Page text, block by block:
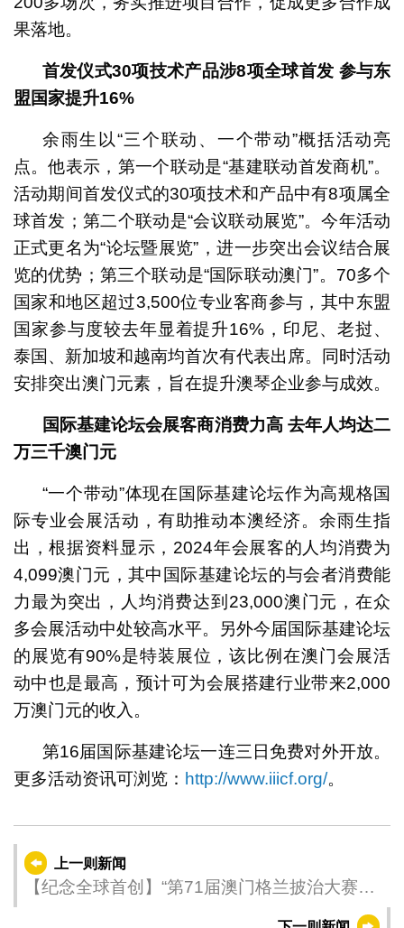
果落地。
首发仪式30项技术产品涉8项全球首发 参与东
盟国家提升16%
余雨生以“三个联动、一个带动”概括活动亮
点。他表示，第一个联动是“基建联动首发商机”。
活动期间首发仪式的30项技术和产品中有8项属全
球首发；第二个联动是“会议联动展览”。今年活动
正式更名为“论坛暨展览”，进一步突出会议结合展
览的优势；第三个联动是“国际联动澳门”。70多个
国家和地区超过3,500位专业客商参与，其中东盟
国家参与度较去年显着提升16%，印尼、老挝、
泰国、新加坡和越南均首次有代表出席。同时活动
安排突出澳门元素，旨在提升澳琴企业参与成效。
国际基建论坛会展客商消费力高 去年人均达二
万三千澳门元
“一个带动”体现在国际基建论坛作为高规格国
际专业会展活动，有助推动本澳经济。余雨生指
出，根据资料显示，2024年会展客的人均消费为
4,099澳门元，其中国际基建论坛的与会者消费能
力最为突出，人均消费达到23,000澳门元，在众
多会展活动中处较高水平。另外今届国际基建论坛
的展览有90%是特装展位，该比例在澳门会展活
动中也是最高，预计可为会展搭建行业带来2,000
万澳门元的收入。
第16届国际基建论坛一连三日免费对外开放。
更多活动资讯可浏览： http://www.iiicf.org/。
上一则新闻
【纪念全球首创】“第71届澳门格兰披治大赛车
–国际汽联FR世界杯冠军车及车手装备特展”今